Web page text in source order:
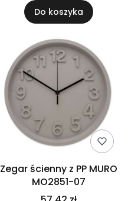
Do koszyka
Zegar ścienny z PP MURO
MO2851-07